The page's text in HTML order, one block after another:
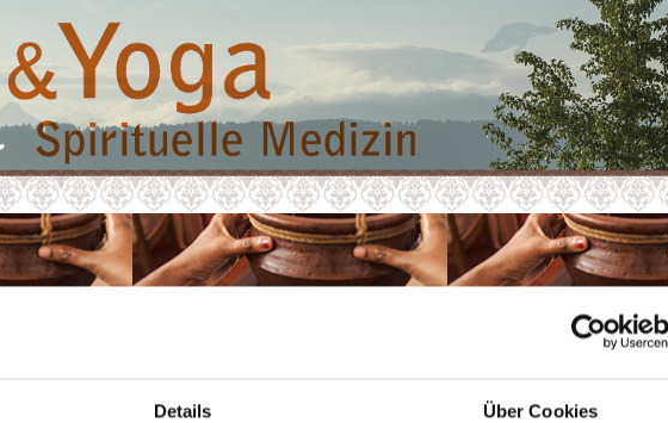
Details Über Cookies